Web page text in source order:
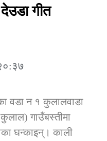
जुम्ला सुचना सन्देश
जुम्लाको सुचना सन्देश
गीत
वडा न १ कुलालवाडा
गाउँबस्तीमा
घन्काइन्। काली